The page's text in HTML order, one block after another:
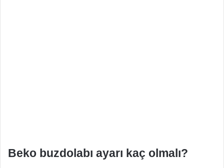
Beko buzdolabı ayarı kaç olmalı?